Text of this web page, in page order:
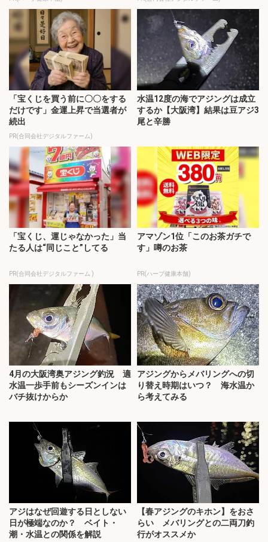
「宝くじを買う前に〇〇をする
だけです」金運上昇で当選者が
続出
PR(合同会社デジタルファーム)
水温12度の海でアジングは成立
するか【大阪湾】結果は豆アジ3
尾と辛勝
「宝くじ、運じゃなかった」当
たる人は“同じこと”してる
PR(合同会社デジタルファーム )
アマゾン1位「このお茶ガチで
す」噂のお茶
PR(ハーブ健康本舗)
4月の大阪湾奥アジング釣況 適
水温一歩手前もシーズンインは
バチ抜けからか
アジングからメバリングへの切
り替え時期はいつ？ 海水温か
ら考えてみる
アジはなぜ回遊する日としない
日が極端なのか？ ベイト・
潮・水温との関係を解説
【春アジングのキホン】をおさ
らい メバリングとの二両刀釣
行がオススメか